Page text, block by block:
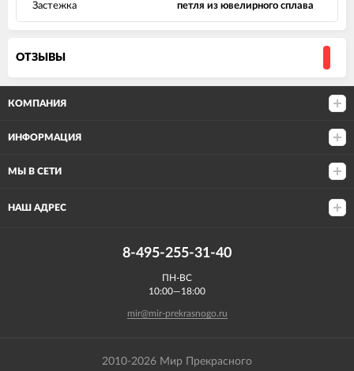
Застежка петля из ювелирного сплава
ОТЗЫВЫ
КОМПАНИЯ
ИНФОРМАЦИЯ
МЫ В СЕТИ
НАШ АДРЕС
8-495-255-31-40
ПН-ВС
10:00—18:00
mir@mir-prekrasnogo.ru
2010-2026 Мир Прекрасного